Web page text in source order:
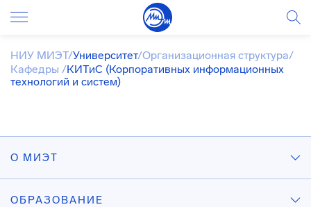
НИУ МИЭТ/Университет/Организационная структура/
Кафедры /КИТиС (Корпоративных информационных
технологий и систем)
О МИЭТ
ОБРАЗОВАНИЕ